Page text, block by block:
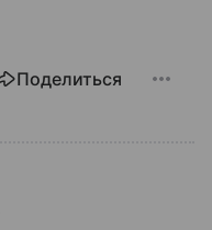
Поделиться